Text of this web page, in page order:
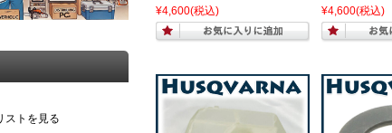
¥4,600(税込)
¥4,600(税込)
ストを見る